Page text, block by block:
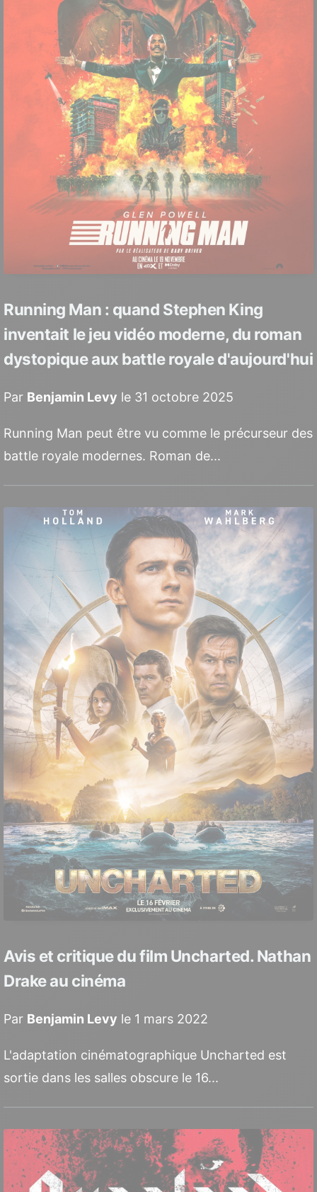
Running Man : quand Stephen King
inventait le jeu vidéo moderne, du roman
dystopique aux battle royale d'aujourd'hui
Par Benjamin Levy le 31 octobre 2025
Running Man peut être vu comme le précurseur des
battle royale modernes. Roman de...
Avis et critique du film Uncharted. Nathan
Drake au cinéma
Par Benjamin Levy le 1 mars 2022
L'adaptation cinématographique Uncharted est
sortie dans les salles obscure le 16...